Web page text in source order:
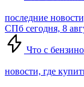
последние
СПб сегодня, 8
Что с
новости, где